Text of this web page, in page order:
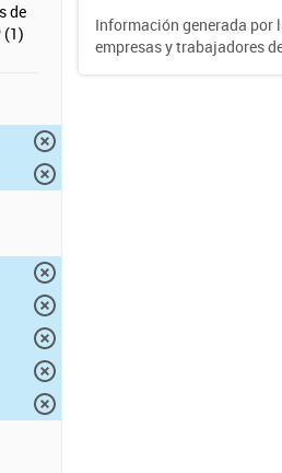
de
(1)
Información generada por
empresas y trabajadores